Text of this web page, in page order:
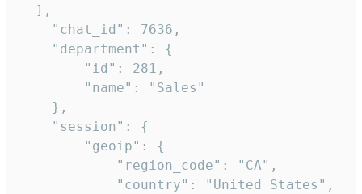
  ],
    "chat_id": 7636,
    "department": {
        "id": 281,
        "name": "Sales"
    },
    "session": {
        "geoip": {
            "region_code": "CA",
            "country": "United States",